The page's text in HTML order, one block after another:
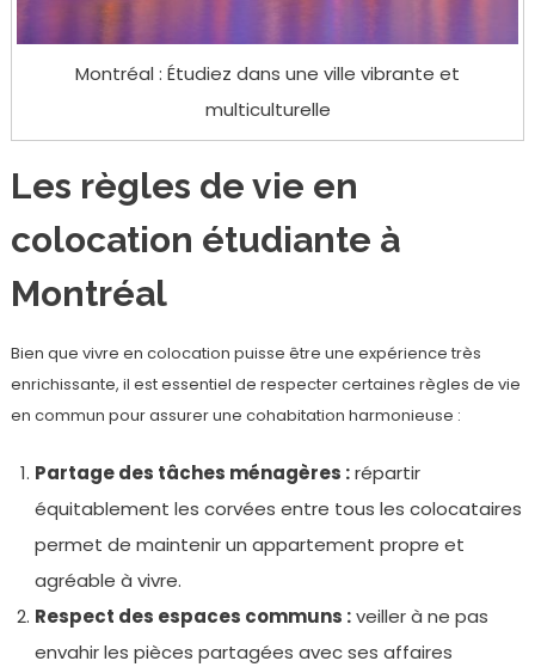
Montréal : Étudiez dans une ville vibrante et
multiculturelle
Les règles de vie en
colocation étudiante à
Montréal
Bien que vivre en colocation puisse être une expérience très
enrichissante, il est essentiel de respecter certaines règles de vie
en commun pour assurer une cohabitation harmonieuse :
Partage des tâches ménagères :répartir
équitablement les corvées entre tous les colocataires
permet de maintenir un appartement propre et
agréable à vivre.
Respect des espaces communs :veiller à ne pas
envahir les pièces partagées avec ses affaires